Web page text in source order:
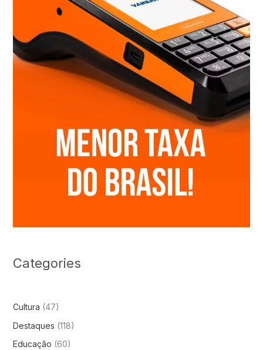
Categories
Cultura (47)
Destaques (118)
Educação (60)